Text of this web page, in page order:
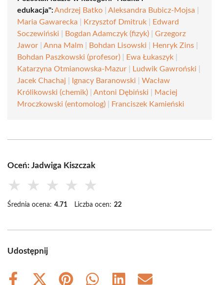
edukacja":Andrzej Batko Aleksandra Bubicz-Mojsa
Maria Gawarecka
Krzysztof Dmitruk
Edward
Soczewiński
Bogdan Adamczyk (fizyk)
Grzegorz
Jawor
Anna Malm Bohdan Lisowski Henryk Zins
Bohdan Paszkowski (profesor)
Ewa Łukaszyk
Katarzyna Otmianowska-Mazur
Ludwik Gawroński
Jacek Chachaj
Ignacy Baranowski
Wacław
Królikowski (chemik)
Antoni Dębiński
Maciej
Mroczkowski (entomolog)
Franciszek Kamieński
Oceń: Jadwiga Kiszczak
★ ★ ★ ★ ★
Średnia ocena: 4.71 Liczba ocen: 22
Udostępnij
Share Share Share Share Share Share